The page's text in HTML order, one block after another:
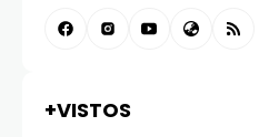
+VISTOS